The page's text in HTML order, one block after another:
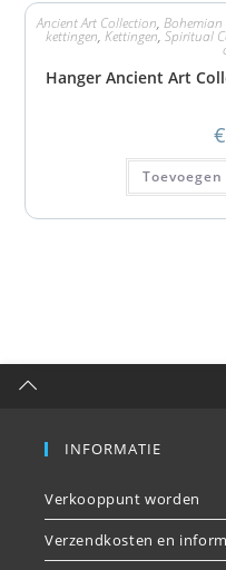
Ancient Art Collection, Bohemian
kettingen, Kettingen, Spiritual
Hanger Ancient Art
€
INFORMATIE
Verkooppunt worden
Verzendkosten en